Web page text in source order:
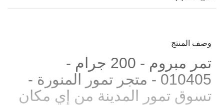
وصف المنتج
تمر مبروم - 200 جرام -
010405 - متجر تمور المنورة -
تسوق تمور المدينة من إي مكان